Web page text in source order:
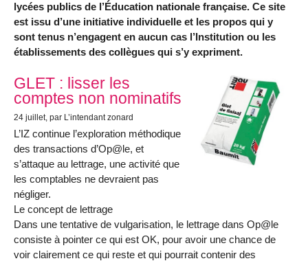
lycées publics de l’Éducation nationale française. Ce site
est issu d’une initiative individuelle et les propos qui y
sont tenus n’engagent en aucun cas l’Institution ou les
établissements des collègues qui s’y expriment.
Articles les plus récents
GLET : lisser les
comptes non nominatifs
24 juillet, par L’intendant zonard
L’IZ continue l’exploration méthodique
des transactions d’Op@le, et
s’attaque au lettrage, une activité que
les comptables ne devraient pas
négliger.
Le concept de lettrage
Dans une tentative de vulgarisation, le lettrage dans Op@le
consiste à pointer ce qui est OK, pour avoir une chance de
voir clairement ce qui reste et qui pourrait contenir des